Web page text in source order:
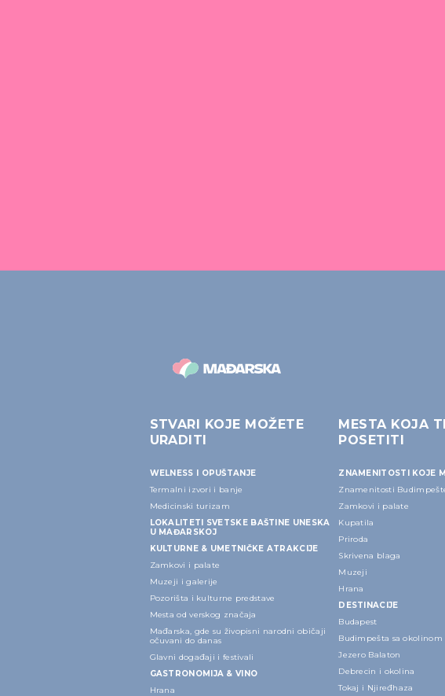
STVARI KOJE MOŽETE
URADITI
WELNESS I OPUŠTANJE
Termalni izvori i banje
Medicinski turizam
LOKALITETI SVETSKE BAŠTINE UNESKA
U MAĐARSKOJ
KULTURNE & UMETNIČKE ATRAKCIJE
Zamkovi i palate
Muzeji i galerije
Pozorišta i kulturne predstave
Mesta od verskog značaja
Mađarska, gde su živopisni narodni običaji
očuvani do danas
Glavni događaji i festivali
GASTRONOMIJA & VINO
Hrana
MESTA KOJA
POSETITI
ZNAMENITOSTI KOJE
Znamenitosti
Zamkovi i palate
Kupatila
Priroda
Skrivena blaga
Muzeji
Hrana
DESTINACIJE
Budapest
Budimpešta sa okolinom
Jezero Balaton
Debrecin i okolina
Tokaj i Njiređhaza